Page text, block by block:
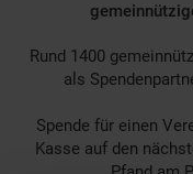
Rund 1400
als
Spende für einen
Kasse auf den